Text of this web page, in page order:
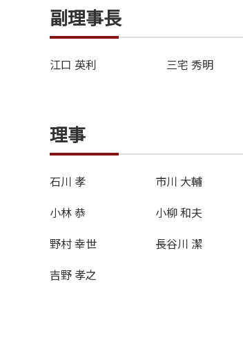
副理事長
江口 英利 三宅 秀明
理事
石川 孝 市川 大輔
小林 恭
小柳 和夫
野村 幸世
長谷川 潔
吉野 孝之